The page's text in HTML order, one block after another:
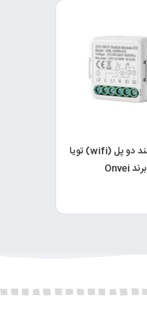
رله هوشمند دو پل (wifi) تویا
برند Onvei